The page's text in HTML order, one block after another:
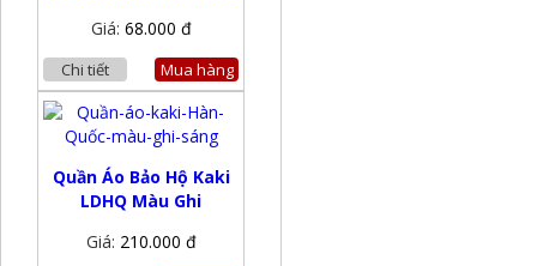
Giá: 68.000 đ
Chi tiết Mua hàng
Quần Áo Bảo Hộ Kaki
LDHQ Màu Ghi
Giá: 210.000 đ